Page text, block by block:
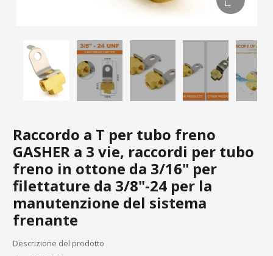
Raccordo a T per tubo freno
GASHER a 3 vie, raccordi per tubo
freno in ottone da 3/16" per
filettature da 3/8"-24 per la
manutenzione del sistema
frenante
Descrizione del prodotto